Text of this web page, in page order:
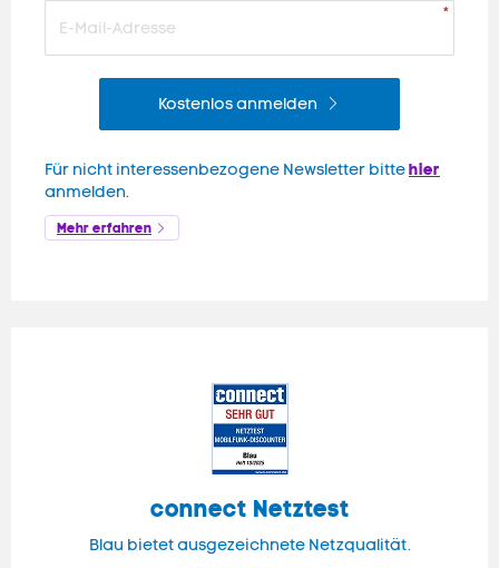
Kostenlos anmelden
Für nicht interessenbezogene Newsletter bittehier
anmelden.
Mehr erfahren
connect Netztest
Blau bietet ausgezeichnete Netzqualität.